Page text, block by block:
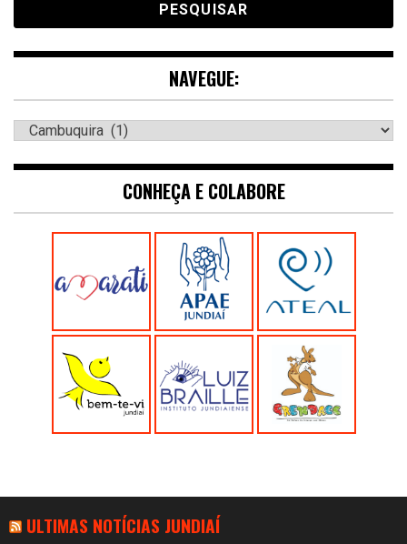
NAVEGUE:
Navegue:
CONHEÇA E COLABORE
ULTIMAS NOTÍCIAS JUNDIAÍ